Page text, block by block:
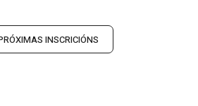
INSCRICIÓNS